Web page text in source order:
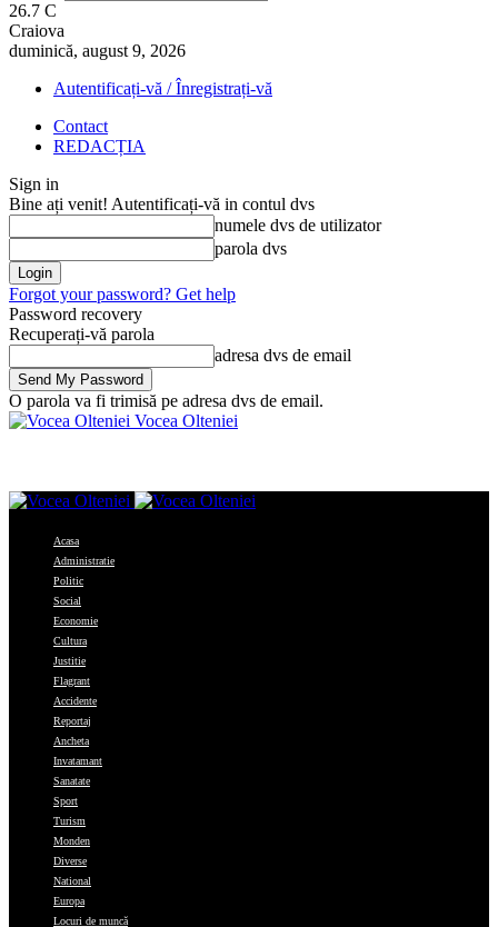
26.7 C
Craiova
duminică, august 9, 2026
Autentificați-vă / Înregistrați-vă
Contact
REDACȚIA
Sign in
Bine ați venit! Autentificați-vă in contul dvs
numele dvs de utilizator
parola dvs
Forgot your password? Get help
Password recovery
Recuperați-vă parola
adresa dvs de email
O parola va fi trimisă pe adresa dvs de email.
Vocea Olteniei
Acasa
Administratie
Politic
Social
Economie
Cultura
Justitie
Flagrant
Accidente
Reportaj
Ancheta
Invatamant
Sanatate
Sport
Turism
Monden
Diverse
National
Europa
Locuri de muncă